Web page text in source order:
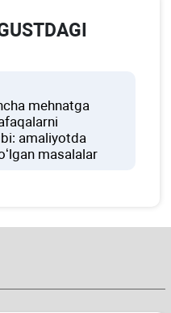
mehnatga
amaliyotda
masalalar